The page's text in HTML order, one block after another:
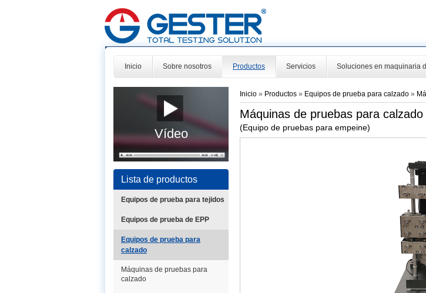
Inicio Sobre nosotros Productos Servicios Soluciones en maquinaria
Vídeo
Lista de productos
Equipos de prueba para tejidos
Equipos de prueba de EPP
Equipos de prueba para
calzado
Máquinas de pruebas para
calzado
Inicio » Productos » Equipos de prueba para calzado »
Máquinas de pruebas para calzado
(Equipo de pruebas para empeine)